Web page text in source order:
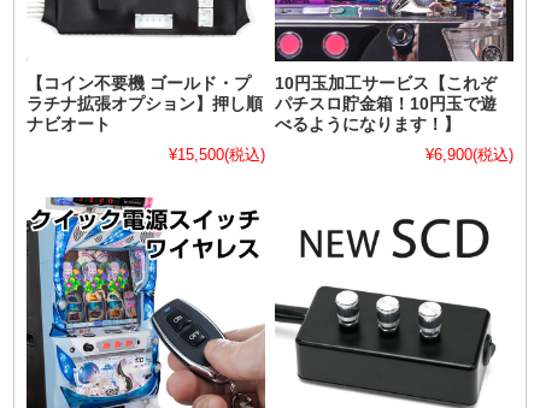
【コイン不要機 ゴールド・プ
ラチナ拡張オプション】押し順
ナビオート
¥15,500(税込)
10円玉加工サービス【これぞ
パチスロ貯金箱！10円玉で遊
べるようになります！】
¥6,900(税込)